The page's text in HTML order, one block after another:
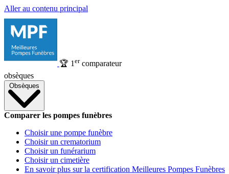
Aller au contenu principal
🏆 1 ercomparateur
obsèques
Obsèques
Comparer les pompes funèbres
Choisir une pompe funèbre
Choisir un crematorium
Choisir un funérarium
Choisir un cimetière
En savoir plus sur la certification Meilleures Pompes Funèbres